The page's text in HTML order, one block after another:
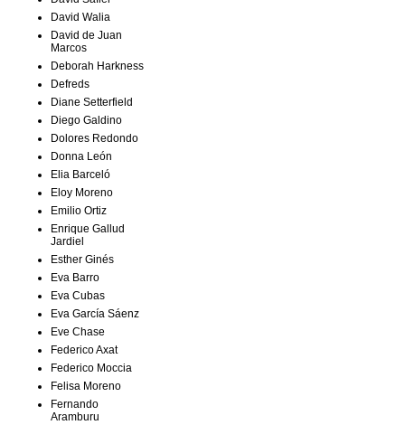
David Walia
David de Juan
Marcos
Deborah Harkness
Defreds
Diane Setterfield
Diego Galdino
Dolores Redondo
Donna León
Elia Barceló
Eloy Moreno
Emilio Ortiz
Enrique Gallud
Jardiel
Esther Ginés
Eva Barro
Eva Cubas
Eva García Sáenz
Eve Chase
Federico Axat
Federico Moccia
Felisa Moreno
Fernando
Aramburu